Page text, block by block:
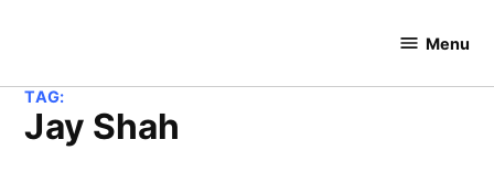
Hundred
Menu
TAG:
Jay Shah